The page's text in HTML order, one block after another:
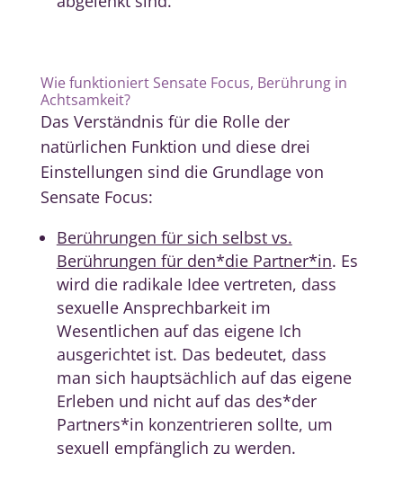
Wie funktioniert Sensate Focus, Berührung in
Achtsamkeit?
Das Verständnis für die Rolle der
natürlichen Funktion und diese drei
Einstellungen sind die Grundlage von
Sensate Focus:
Berührungen für sich selbst vs.
Berührungen für den*die Partner*in. Es
wird die radikale Idee vertreten, dass
sexuelle Ansprechbarkeit im
Wesentlichen auf das eigene Ich
ausgerichtet ist. Das bedeutet, dass
man sich hauptsächlich auf das eigene
Erleben und nicht auf das des*der
Partners*in konzentrieren sollte, um
sexuell empfänglich zu werden.